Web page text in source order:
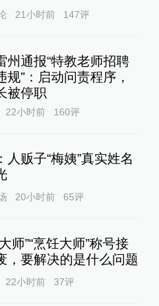
21小时前 147评
州通报“特教老师招聘
规”：启动问责程序，
被停职
22小时前 160评
人贩子“梅姨”真实姓名
20小时前 65评
师”“烹饪大师”称号接
，要解决的是什么问题
22小时前 37评